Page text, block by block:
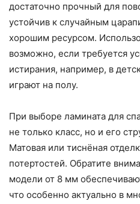
достаточно прочный для
устойчив к случайным
хорошим ресурсом.
возможно, если требуется
истирания, например, в
играют на полу.
При выборе ламината для
не только класс, но и его
Матовая или тиснёная
потертостей. Обратите
модели от 8 мм
что особенно актуально в